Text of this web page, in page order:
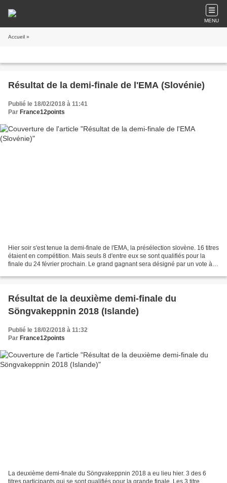
MENU
Accueil »
Résultat de la demi-finale de l'EMA (Slovénie)
Publié le 18/02/2018 à 11:41
Par France12points
Hier soir s'est tenue la demi-finale de l'EMA, la présélection slovène. 16 titres
étaient en compétition. Mais seuls 8 d'entre eux se sont qualifiés pour la
finale du 24 février prochain. Le grand gagnant sera désigné par un vote à
Résultat de la deuxième demi-finale du
Söngvakeppnin 2018 (Islande)
Publié le 18/02/2018 à 11:32
Par France12points
La deuxième demi-finale du Söngvakeppnin 2018 a eu lieu hier. 3 des 6
titres participants qui se sont qualifiés pour la grande finale. Les 3 titre